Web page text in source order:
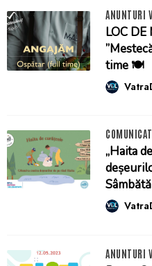
ANUNTURI
LOC
time 🍽️
„Haita
ANUNTURI